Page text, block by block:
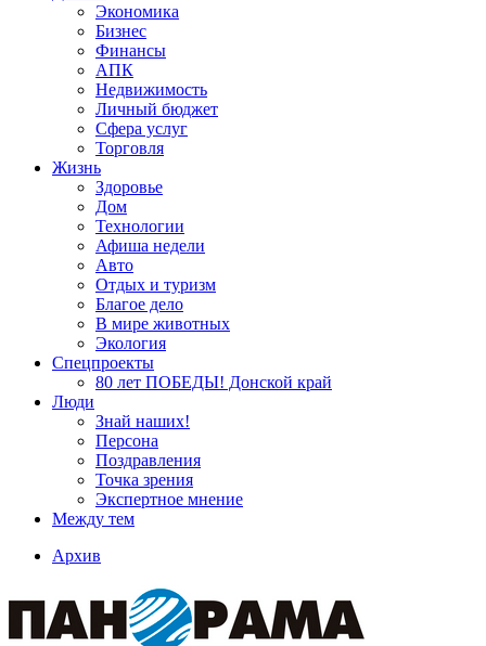
Экономика
Бизнес
Финансы
АПК
Недвижимость
Личный бюджет
Сфера услуг
Торговля
Жизнь
Здоровье
Дом
Технологии
Афиша недели
Авто
Отдых и туризм
Благое дело
В мире животных
Экология
Спецпроекты
80 лет ПОБЕДЫ! Донской край
Люди
Знай наших!
Персона
Поздравления
Точка зрения
Экспертное мнение
Между тем
Архив